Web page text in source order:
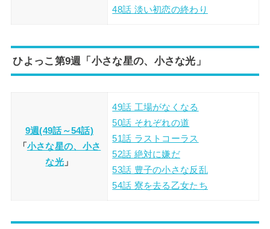
48話 淡い初恋の終わり
ひよっこ第9週「小さな星の、小さな光」
9週(49話～54話)
「 小さな星の、小さ
な光 」
49話 工場がなくなる
50話 それぞれの道
51話 ラストコーラス
52話 絶対に嫌だ
53話 豊子の小さな反乱
54話 寮を去る乙女たち